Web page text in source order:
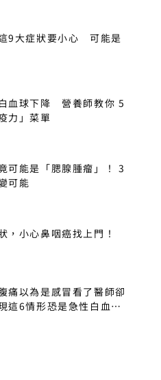
9大症狀要小心 可能是
血球下降 營養師教你 5
力」菜單
可能是「腮腺腫瘤」！ 3
可能
，小心鼻咽癌找上門！
痛以為是感冒看了醫師卻
這6情形恐是急性白血